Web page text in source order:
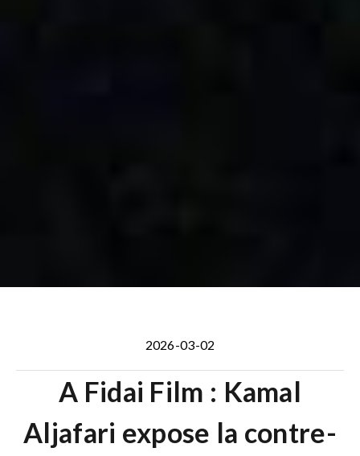
2026-03-02
A Fidai Film : Kamal
Aljafari expose la contre-